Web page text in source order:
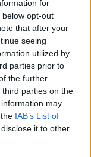
for
opt-out
that after your
seeing
utilized by
parties prior to
the further
parties on the
may
IAB’s List of
it to other
di memoria. Ma
e ancora va
fare. A volte lo
a nostro modo,
avuto il potere.
ha pensato di
ragione:
servizi. Siamo stati
che del resto a